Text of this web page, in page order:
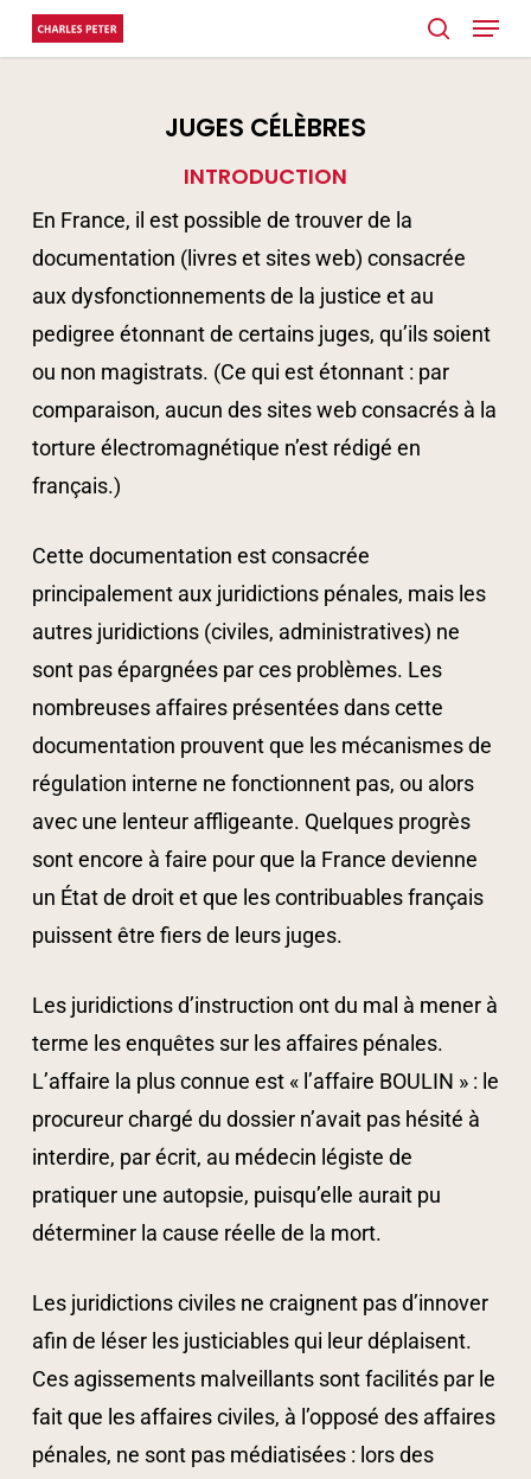
Skip
to
search
Menu
JUGES CÉLÈBRES
INTRODUCTION
En France, il est possible de trouver de la
documentation (livres et sites web) consacrée
aux dysfonctionnements de la justice et au
pedigree étonnant de certains juges, qu’ils soient
ou non magistrats. (Ce qui est étonnant : par
comparaison, aucun des sites web consacrés à la
torture électromagnétique n’est rédigé en
français.)
Cette documentation est consacrée
principalement aux juridictions pénales, mais les
autres juridictions (civiles, administratives) ne
sont pas épargnées par ces problèmes. Les
nombreuses affaires présentées dans cette
documentation prouvent que les mécanismes de
régulation interne ne fonctionnent pas, ou alors
avec une lenteur affligeante. Quelques progrès
sont encore à faire pour que la France devienne
un État de droit et que les contribuables français
puissent être fiers de leurs juges.
Les juridictions d’instruction ont du mal à mener à
terme les enquêtes sur les affaires pénales.
L’affaire la plus connue est « l’affaire BOULIN » : le
procureur chargé du dossier n’avait pas hésité à
interdire, par écrit, au médecin légiste de
pratiquer une autopsie, puisqu’elle aurait pu
déterminer la cause réelle de la mort.
Les juridictions civiles ne craignent pas d’innover
afin de léser les justiciables qui leur déplaisent.
Ces agissements malveillants sont facilités par le
fait que les affaires civiles, à l’opposé des affaires
pénales, ne sont pas médiatisées : lors des